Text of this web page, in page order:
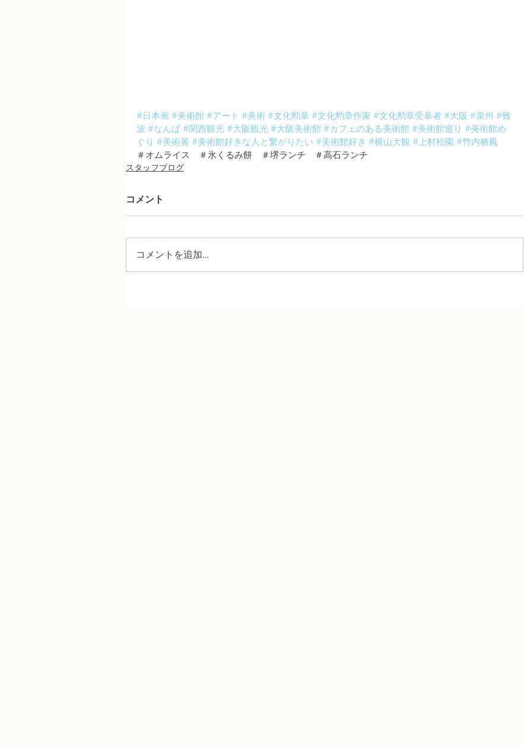
#日本画 #美術館 #アート #美術 #文化勲章 #文化勲章作家 #文化勲章受章者 #大阪 #泉州 #難
波 #なんば #関西観光 #大阪観光 #大阪美術館 #カフェのある美術館 #美術館巡り #美術館め
ぐり #美術展 #美術館好きな人と繋がりたい #美術館好き #横山大観 #上村松園 #竹内栖鳳
＃オムライス　＃氷くるみ餅　＃堺ランチ　＃高石ランチ
スタッフブログ
コメント
コメントを追加…